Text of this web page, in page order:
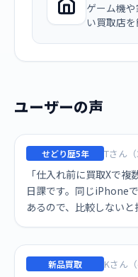
ゲーム機
い買取店を
ユーザーの声
せどり歴5年 Tさん
「仕入れ前に買取Xで
日課です。同じiPhone
あるので、比較しないと
新品買取 Kさん（